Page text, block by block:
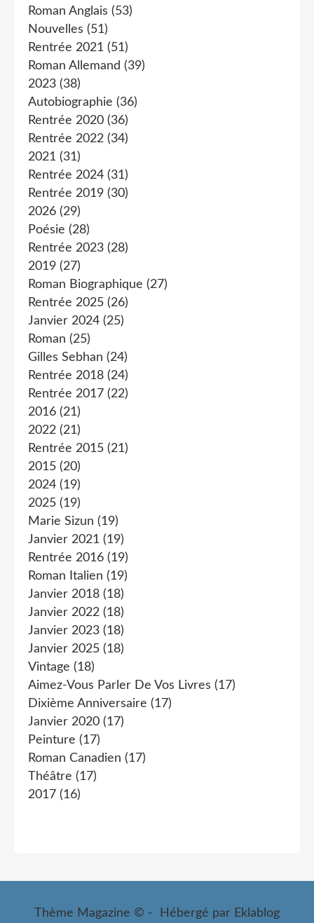
Roman Anglais (53)
Nouvelles (51)
Rentrée 2021 (51)
Roman Allemand (39)
2023 (38)
Autobiographie (36)
Rentrée 2020 (36)
Rentrée 2022 (34)
2021 (31)
Rentrée 2024 (31)
Rentrée 2019 (30)
2026 (29)
Poésie (28)
Rentrée 2023 (28)
2019 (27)
Roman Biographique (27)
Rentrée 2025 (26)
Janvier 2024 (25)
Roman (25)
Gilles Sebhan (24)
Rentrée 2018 (24)
Rentrée 2017 (22)
2016 (21)
2022 (21)
Rentrée 2015 (21)
2015 (20)
2024 (19)
2025 (19)
Marie Sizun (19)
Janvier 2021 (19)
Rentrée 2016 (19)
Roman Italien (19)
Janvier 2018 (18)
Janvier 2022 (18)
Janvier 2023 (18)
Janvier 2025 (18)
Vintage (18)
Aimez-Vous Parler De Vos Livres (17)
Dixième Anniversaire (17)
Janvier 2020 (17)
Peinture (17)
Roman Canadien (17)
Théâtre (17)
2017 (16)
Thème Magazine © - Hébergé par Eklablog